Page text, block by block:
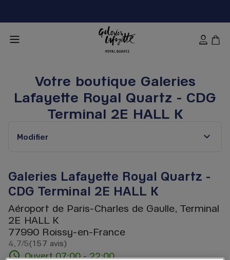
Votre boutique Galeries
Lafayette Royal Quartz - CDG
Terminal 2E HALL K
Modifier
Galeries Lafayette Royal Quartz -
CDG Terminal 2E HALL K
Aéroport de Paris-Charles de Gaulle, Terminal
2E HALL K
77990 Roissy-en-France
4,7/5 Note de 4.7 sur 5
(157 avis)
Ouvert 07:00 - 22:00